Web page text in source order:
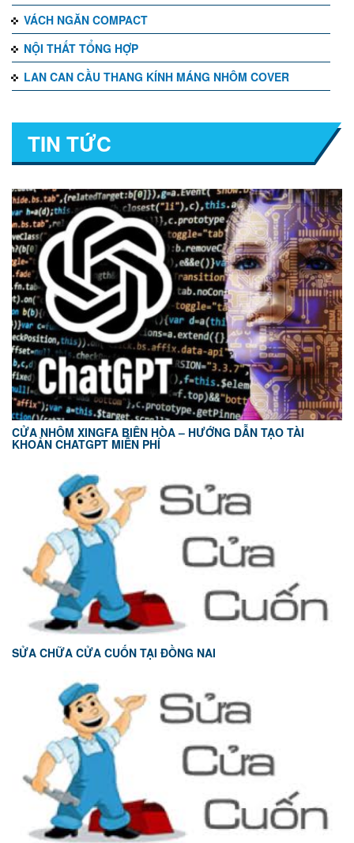
VÁCH NGĂN COMPACT
NỘI THẤT TỔNG HỢP
LAN CAN CẦU THANG KÍNH MÁNG NHÔM COVER
TIN TỨC
CỬA NHÔM XINGFA BIÊN HÒA – HƯỚNG DẪN TẠO TÀI
KHOẢN CHATGPT MIỄN PHÍ
SỬA CHỮA CỬA CUỐN TẠI ĐỒNG NAI